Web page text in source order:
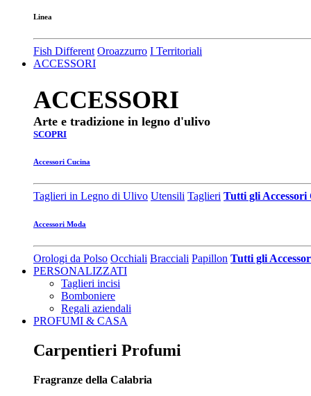
Linea
Fish Different Oroazzurro I Territoriali
ACCESSORI
ACCESSORI
Arte e tradizione in legno d'ulivo
SCOPRI
Accessori Cucina
Taglieri in Legno di Ulivo Utensili Taglieri Tutti gli Accessori
Accessori Moda
Orologi da Polso Occhiali Bracciali Papillon Tutti gli
PERSONALIZZATI
Taglieri incisi
Bomboniere
Regali aziendali
PROFUMI & CASA
Carpentieri Profumi
Fragranze della Calabria